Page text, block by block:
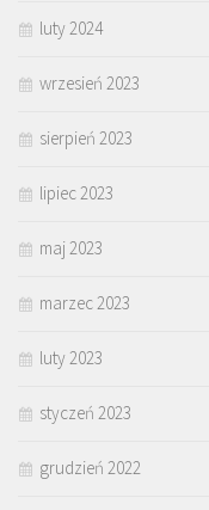
luty 2024
wrzesień 2023
sierpień 2023
lipiec 2023
maj 2023
marzec 2023
luty 2023
styczeń 2023
grudzień 2022